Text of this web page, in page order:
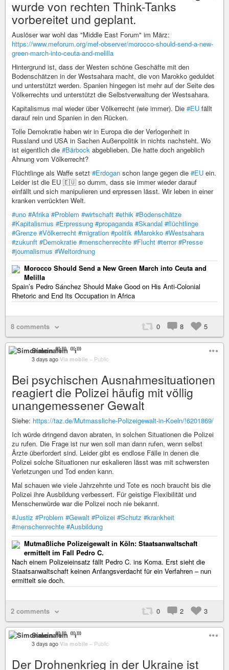
wurde von rechten Think-Tanks
vorbereitet und geplant.
Auslöser war wohl das "Middle East Forum" im März:
https://www.meforum.org/mef-observer/morocco-should-send-a-new-
green-march-into-ceuta-and-melilla
Hintergrund ist, dass der Westen schöne Geschäfte mit den
Bodenschätzen in der Westsahara macht, die von Marokko geduldet
und unterstützt werden. Spanien hingegen ist mehr auf der Seite des
Völkerrechts und unterstützt die Selbstverwaltung der Westsahara.
Kapitalismus mal wieder über Völkerrecht (wie immer). Die #EU fällt
darauf rein und Spanien in den Rücken.
Tolle Demokratie haben wir in Europa die der Verlogenheit in
Russland und USA in Sachen Außenpolitik in nichts nachsteht. Wo
ist eigentlich die #Bärbock abgeblieben. Die hatte doch angeblich
Ahnung vom Völkerrecht?
Flüchtlinge als Waffe setzt #Erdogan schon lange gegen die #EU ein.
Leider ist die EU 🇪🇺 so dumm, dass sie immer wieder darauf
einfällt und sich manipulieren und erpressen lässt. Wir leben in einer
kranken verrückten Welt.
#uno #Afrika #Problem #wirtschaft #ethik #Bodenschätze
#Kapitalismus #Erpressung #propaganda #Skandal #flüchtlinge
#Grenze #Völkerrecht #migration #politik #Marokko #Westsahara
#zukunft #Demokratie #menschenrechte #Flucht #terror #Presse
#journalismus #Weltordnung
Morocco Should Send a New Green March into Ceuta and
Melilla
Spain’s Pedro Sánchez Should Make Good on His Anti-Colonial
Rhetoric and End Its Occupation in Africa
8 comments 0 8 5
Simonalein ⁽⁽⁽i⁾⁾⁾
3 days ago Via mobile – Public
Bei psychischen Ausnahmesituationen
reagiert die Polizei häufig mit völlig
unangemessener Gewalt
Siehe: https://taz.de/Mutmassliche-Polizeigewalt-in-Koeln/!6201869/
Ich würde dringend davon abraten, in solchen Situationen die Polizei
zu rufen. Die Frage ist nur wen soll man dann rufen, wenn selbst
Ärzte überfordert sind. Leider gibt es endlose Fälle in denen die
Polizei solche Situationen nur eskalieren lässt was mit schwersten
Verletzungen und Tod enden kann.
Mal schauen wie viele Jahrzehnte und Tote es noch braucht bis die
Polizei ihre Ausbildung verbessert. Für geistige Flexibilität und
Menschenwürde war die Polizei noch nie bekannt.
#Justiz #Problem #Gewalt #Polizei #Schutz #krankheit
#menschenrechte #Ausbildung
Mutmaßliche Polizeigewalt in Köln: Staatsanwaltschaft
ermittelt im Fall Pedro C.
Nach einem Polizeieinsatz fällt Pedro C. ins Koma. Erst sieht die
Staatsanwaltschaft keinen Anfangsverdacht für ein Verfahren – nun
ermittelt sie doch.
2 comments 0 2 3
Simonalein ⁽⁽⁽i⁾⁾⁾
3 days ago Via mobile – Public
Der Drohnenkrieg in der Ukraine ist